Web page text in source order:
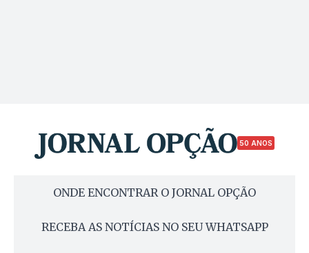
50 ANOS
ONDE ENCONTRAR O JORNAL OPÇÃO
RECEBA AS NOTÍCIAS NO SEU WHATSAPP